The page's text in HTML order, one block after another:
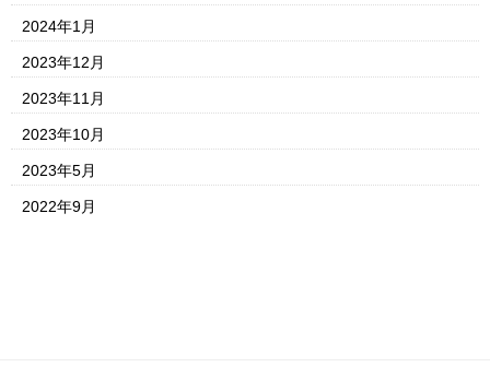
2024年1月
2023年12月
2023年11月
2023年10月
2023年5月
2022年9月